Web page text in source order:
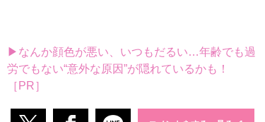
▶なんか顔色が悪い、いつもだるい…年齢でも過
労でもない“意外な原因”が隠れているかも！
［PR］